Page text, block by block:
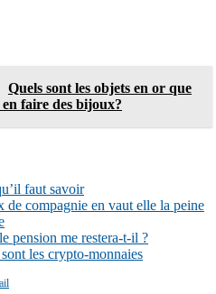
Quels sont les objets en or que
faire des bijoux?
faut savoir
de compagnie en vaut elle la peine
pension me restera-t-il ?
les crypto-monnaies